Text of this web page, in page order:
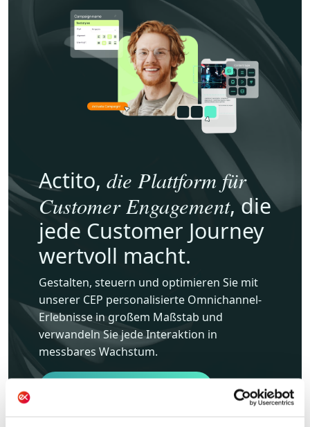
Actito, die Plattform für
Customer Engagement, die
jede Customer Journey
wertvoll macht.
Gestalten, steuern und optimieren Sie mit
unserer CEP personalisierte Omnichannel-
Erlebnisse in großem Maßstab und
verwandeln Sie jede Interaktion in
messbares Wachstum.